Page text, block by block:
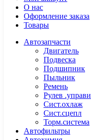
О нас
Оформление заказа
Товары
Автозапчасти
Двигатель
Подвеска
Подшипник
Пыльник
Ремень
Рулев .управи
Сист.охлаж
Сист.сцепл
Торм.система
Автофильтры